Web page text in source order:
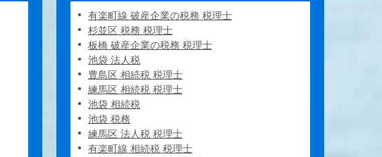
有楽町線 破産企業の税務 税理士
杉並区 税務 税理士
板橋 破産企業の税務 税理士
池袋 法人税
豊島区 相続税 税理士
練馬区 相続税 税理士
池袋 相続税
池袋 税務
練馬区 法人税 税理士
有楽町線 相続税 税理士